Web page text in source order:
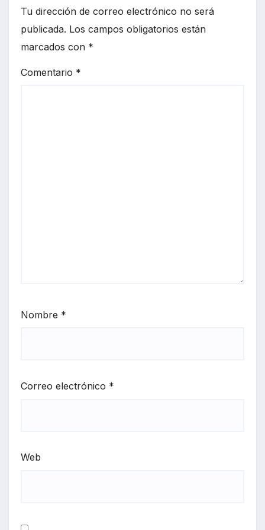
Tu dirección de correo electrónico no será
publicada. Los campos obligatorios están
marcados con *
Comentario *
Nombre *
Correo electrónico *
Web